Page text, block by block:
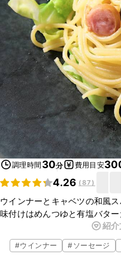
調理時間 30分 費用目安
4.26 (87)
ウインナーとキャベツの和風ス
味付けはめんつゆと有塩バタ
有塩バターを入れることで、
ります。
紹介
#ウインナー #ソーセージ